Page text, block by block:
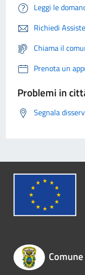
Leggi le
Richiedi
Chiama il
Prenota un
Problemi in
Segnala